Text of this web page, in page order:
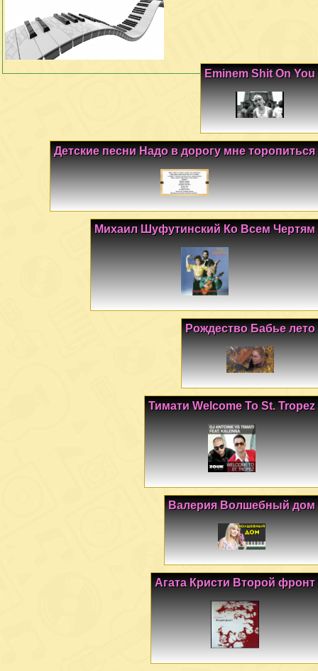
Eminem Shit On You
Детские песни Надо в дорогу мне торопиться
Михаил Шуфутинский Ко Всем Чертям
Рождество Бабье лето
Тимати Welcome To St. Tropez
Валерия Волшебный дом
Агата Кристи Второй фронт